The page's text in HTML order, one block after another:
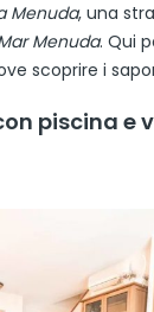
Menuda, una
Menuda. Qui
scoprire i
piscina e